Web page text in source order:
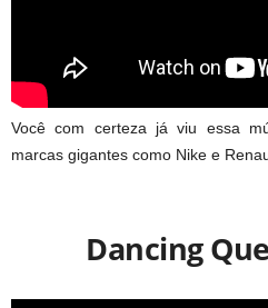
Você com certeza já viu essa
marcas gigantes como Nike e
Dancing